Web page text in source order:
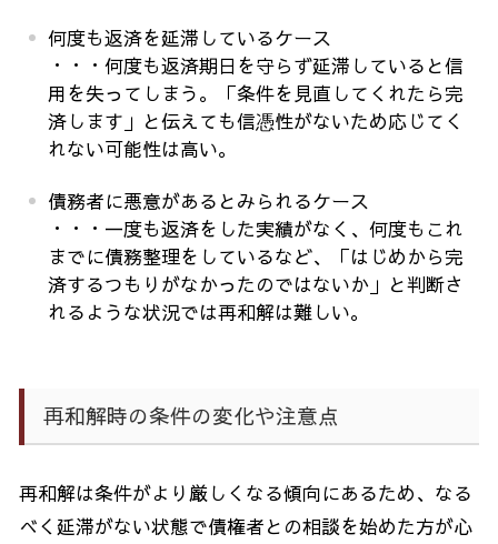
何度も返済を延滞しているケース
・・・何度も返済期日を守らず延滞していると信
用を失ってしまう。「条件を見直してくれたら完
済します」と伝えても信憑性がないため応じてく
れない可能性は高い。
債務者に悪意があるとみられるケース
・・・一度も返済をした実績がなく、何度もこれ
までに債務整理をしているなど、「はじめから完
済するつもりがなかったのではないか」と判断さ
れるような状況では再和解は難しい。
再和解時の条件の変化や注意点
再和解は条件がより厳しくなる傾向にあるため、なる
べく延滞がない状態で債権者との相談を始めた方が心